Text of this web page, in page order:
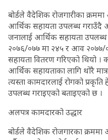
बोर्डले वैदेशिक रोजगारीका
आर्थिक सहायता उपलब्ध
जनालाई आर्थिक सहायता
२०७६/०७७ मा २४५ र आव २०७७/
सहायता वितरण गरिएको थियो
आर्थिक सहायताका लागि थोरै
त्यस्ता कामदारलाई रोगको
उपलब्ध गराइएको बताइएको छ ।
अलपत्र कामदारको उद्धार
बोर्डले वैदेशिक रोजगारका